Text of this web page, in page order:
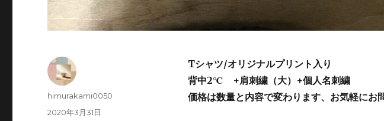
Tシャツ/オリジナルプリント入り
背中2℃ +肩刺繍（大）+個人名刺繍
価格は数量と内容で変わります、お気軽にお
投
himurakami0050
投
2020年3月31日